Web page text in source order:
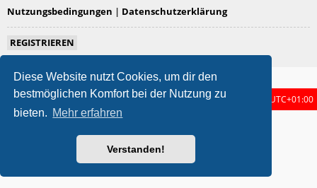
Diese Website nutzt Cookies, um dir den
bestmöglichen Komfort bei der Nutzung zu
bieten. Mehr erfahren
Verstanden!
Nutzungsbedingungen | Datenschutzerklärung
REGISTRIEREN
Foren-Übersicht Alle Zeiten sind UTC+01:00
Powered byphpBB® Forum Software © phpBB Limited
Deutsche Übersetzung durch
Datenschutz|Nutzungsbedingungen